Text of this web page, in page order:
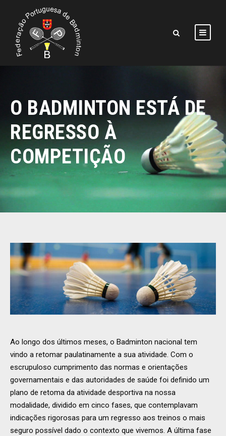
O BADMINTON ESTÁ DE
REGRESSO À
COMPETIÇÃO
Ao longo dos últimos meses, o Badminton nacional tem
vindo a retomar paulatinamente a sua atividade. Com o
escrupuloso cumprimento das normas e orientações
governamentais e das autoridades de saúde foi definido um
plano de retoma da atividade desportiva na nossa
modalidade, dividido em cinco fases, que contemplavam
indicações rigorosas para um regresso aos treinos o mais
seguro possível dado o contexto que vivemos. A última fase